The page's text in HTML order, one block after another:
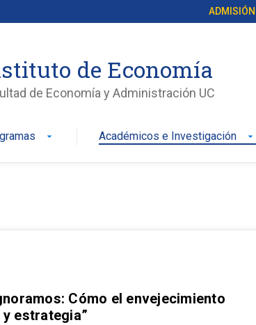
ADMISIÓN
de Economía
de Economía y Administración UC
arrow_drop_down Académicos e Investigación arrow_drop_down
Cómo el envejecimiento
estrategia”